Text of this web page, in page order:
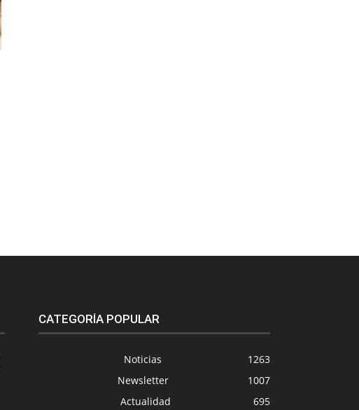
CATEGORÍA POPULAR
Noticias
1263
Newsletter
1007
Actualidad
695